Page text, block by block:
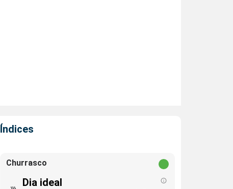
Índices
Churrasco
Dia ideal